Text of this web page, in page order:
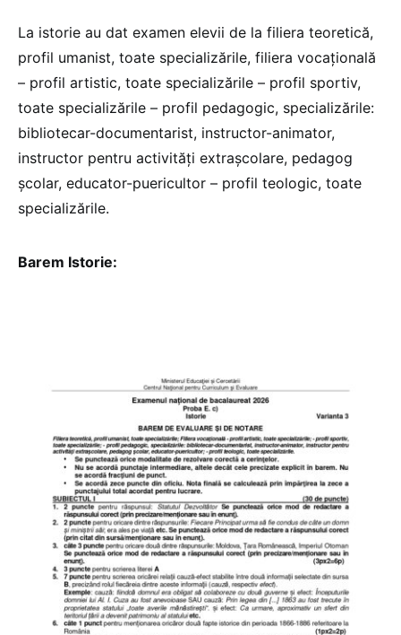
La istorie au dat examen elevii de la filiera teoretică,
profil umanist, toate specializările, filiera vocaţională
– profil artistic, toate specializările – profil sportiv,
toate specializările – profil pedagogic, specializările:
bibliotecar-documentarist, instructor-animator,
instructor pentru activităţi extraşcolare, pedagog
şcolar, educator-puericultor – profil teologic, toate
specializările.
Barem Istorie: